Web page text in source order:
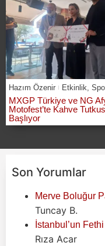
Hazım Özenir Etkinlik
MXGP Türkiye ve NG
Motofest’te Kahve
Başlıyor
Son Yorumlar
Merve Boluğur
Tuncay B.
İstanbul’un
Rıza Acar